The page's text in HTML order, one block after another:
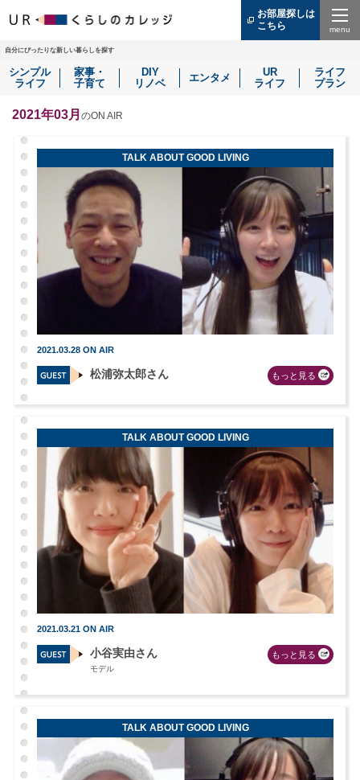
お部屋探しは
こちら
（別
ウ
ド
ウ
す）
自分にぴったりな新しい暮らしを探す
シンプル
ライフ
家事・
子育て
DIY
リノベ
エンタメ
UR
ライフ
ライフ
プラン
2021年03月 のON AIR
TALK ABOUT GOOD LIVING
2021.03.28 ON AIR
松浦弥太郎さん もっと見る
TALK ABOUT GOOD LIVING
2021.03.21 ON AIR
小谷実由さん
モデル
もっと見る
TALK ABOUT GOOD LIVING